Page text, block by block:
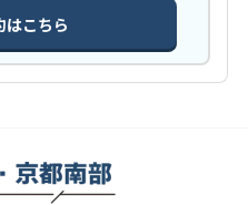
はこちら